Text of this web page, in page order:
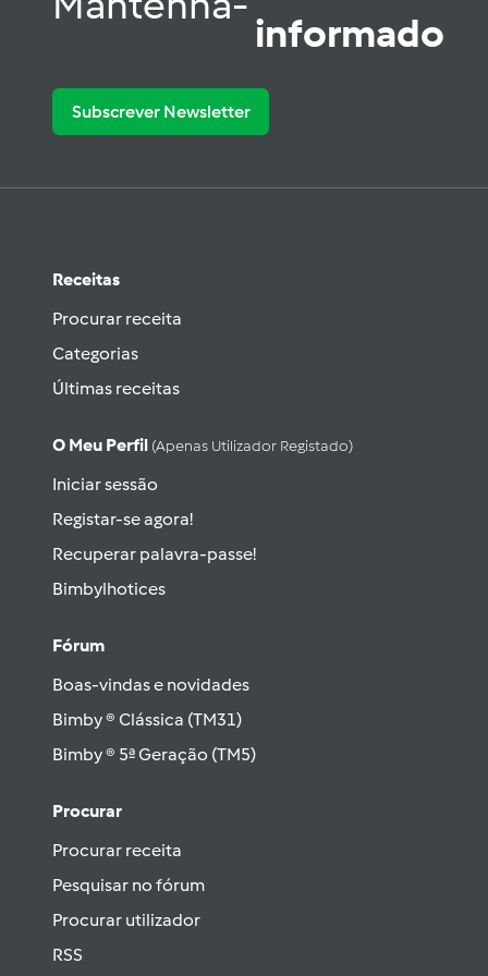
informado
Subscrever Newsletter
Receitas
Procurar receita
Categorias
Últimas receitas
O Meu Perfil (apenas Utilizador Registado)
Iniciar sessão
Registar-se agora!
Recuperar palavra-passe!
Bimbylhotices
Fórum
Boas-vindas e novidades
Bimby ® Clássica (TM31)
Bimby ® 5ª Geração (TM5)
Procurar
Procurar receita
Pesquisar no fórum
Procurar utilizador
RSS